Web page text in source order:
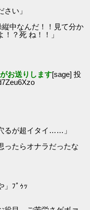
い」
中なんだ！！見て分か
？死 ね！！」
お送りします[sage] 投
が超イタイ……」
たらオナラだったな
ﾌﾟｩｯ